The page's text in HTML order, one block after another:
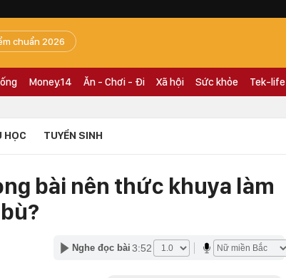
chuẩn 2026
Money.14 Ăn - Chơi - Đi Xã hội Sức khỏe Tek-life
HỌC TUYỂN SINH
bài nên thức khuya làm
Nghe đọc bài 3:52